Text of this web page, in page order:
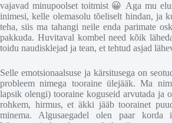
vajavad minupoolset toitmist 😀 Aga mu
inimesi, kelle olemasolu tõeliselt hindan, ja
teha, siis ma tahangi neile enda parimate
pakkuda. Huvitaval kombel need kõik
toidu naudisklejad ja tean, et tehtud asjad
Selle emotsionaalsuse ja kärsitusega on
probleem nimega tooraine ülejääk. Ma
lapsik olengi) tooraine koguseid arvutada ja
rohkem, hirmus, et äkki jääb toorainet
minema. Algusaegadel olen paar